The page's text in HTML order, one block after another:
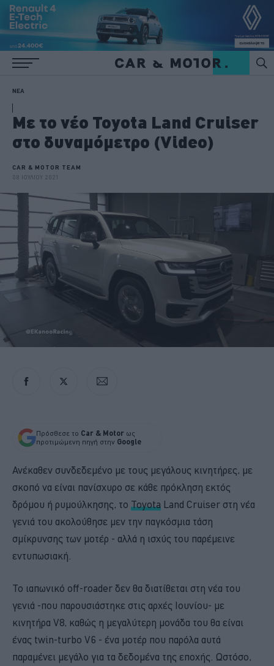
ΝΕΑ
Με το νέο Toyota Land Cruiser
στο δυναμόμετρο (Video)
CAR & MOTOR TEAM
08 ΙΟΥΛΙΟΥ 2021
Πρόσθεσε το Car & Motor ως
προτιμώμενη πηγή στην Google
Ανέκαθεν συνδεδεμένο με τους μεγάλους κινητήρες, με
σκοπό να είναι πανίσχυρο σε κάθε πρόκληση εκτός
δρόμου ή ρυμούλκησης, το Toyota Land Cruiser στη νέα
γενιά του ακολούθησε μεν την παγκόσμια τάση
σμίκρυνσης των μοτέρ - αλλά η ισχύς του παρέμεινε
εντυπωσιακή.
Το ιαπωνικό off-roader δεν θα διατίθεται στη νέα του
γενιά -που παρουσιάστηκε στις αρχές Ιουνίου- με
κινητήρα V8, καθώς η μεγαλύτερη μονάδα του θα είναι
ένας twin-turbo V6 - ένα μοτέρ που παρόλα αυτά
παραμένει μεγάλο για τα δεδομένα της εποχής. Ωστόσο,